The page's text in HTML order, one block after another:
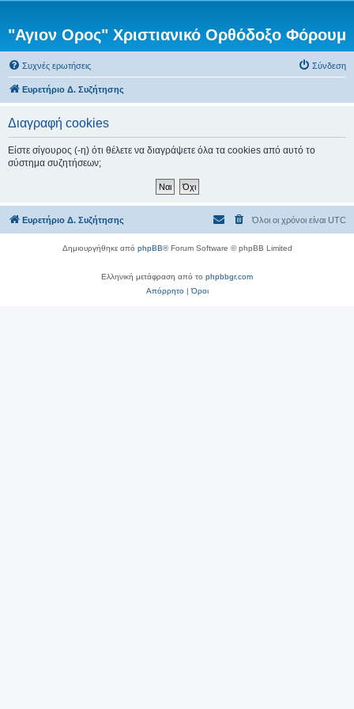
"Αγιον Ορος" Χριστιανικό Ορθόδοξο Φόρουμ
Συχνές ερωτήσεις Σύνδεση
Ευρετήριο Δ. Συζήτησης
Διαγραφή cookies
Είστε σίγουρος (-η) ότι θέλετε να διαγράψετε όλα τα cookies από αυτό το
σύστημα συζητήσεων;
Ευρετήριο Δ. Συζήτησης Όλοι οι χρόνοι είναι UTC
Δημιουργήθηκε από phpBB® Forum Software © phpBB Limited
Ελληνική μετάφραση από το phpbbgr.com
Απόρρητο|Όροι